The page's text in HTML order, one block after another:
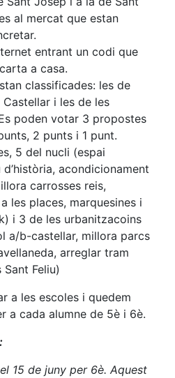
al mercat que estan
entrant un codi que
a casa.
classificades: les de
i les de les
poden votar 3 propostes
2 punts i 1 punt.
5 del nucli (espai
d’història, acondicionament
carrosses reis,
les places, marquesines i
i 3 de les urbanitzacoins
a/b-castellar, millora parcs
arreglar tram
Feliu)
a les escoles i quedem
a cada alumne de 5è i 6è.
15 de juny per 6è. Aquest